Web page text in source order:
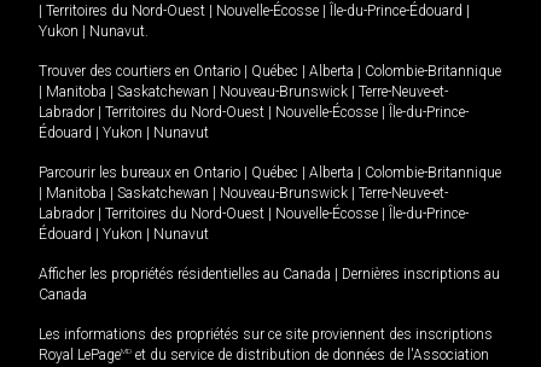
Territoires du Nord-Ouest Nouvelle-Écosse Île-du-Prince-Édouard
Yukon
Nunavut.
Trouver des courtiers en Ontario Québec Alberta
Colombie-Britannique
Manitoba Saskatchewan Nouveau-Brunswick
Terre-Neuve-et-
Labrador
Territoires du Nord-Ouest Nouvelle-Écosse
Île-du-Prince-
Édouard
Yukon Nunavut
Parcourir les bureaux en Ontario Québec Alberta
Colombie-Britannique
Manitoba Saskatchewan Nouveau-Brunswick
Terre-Neuve-et-
Labrador
Territoires du Nord-Ouest Nouvelle-Écosse
Île-du-Prince-
Édouard
Yukon Nunavut
Afficher les propriétés résidentielles au Canada
Dernières inscriptions au
Canada
Les informations des propriétés sur ce site proviennent des inscriptions
Royal LePageMD et du service de distribution de données de l'Association